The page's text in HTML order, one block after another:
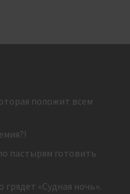
положит всем
пастырям готовить
«Судная ночь».